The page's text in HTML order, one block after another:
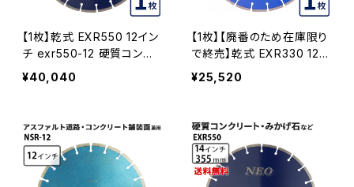
【1枚】乾式 EXR550 12イン
チ exr550-12 硬質コンク
リート・みかげ石など切断
ダイヤモンドカッター ダイヤ
¥40,040
【1枚】【廃番のため在庫限り
で終売】乾式 EXR330 12イ
ンチ exr330-12 コンクリー
ト二次製品の切断 ダイヤモ
レード EXR330-12
¥25,520